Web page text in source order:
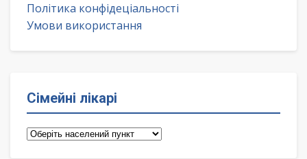
Політика конфідеціальності
Умови використання
Сімейні лікарі
Сімейні